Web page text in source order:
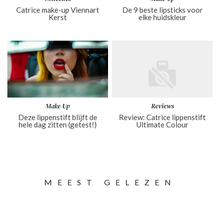
Catrice make-up Viennart
Kerst
De 9 beste lipsticks voor
elke huidskleur
Make-Up
Deze lippenstift blijft de
hele dag zitten (getest!)
Reviews
Review: Catrice lippenstift
Ultimate Colour
MEEST GELEZEN